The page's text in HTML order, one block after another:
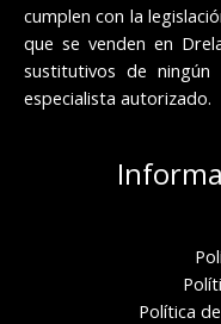
cumplen con la
que se venden en
sustitutivos de
especialista autorizado.
Política